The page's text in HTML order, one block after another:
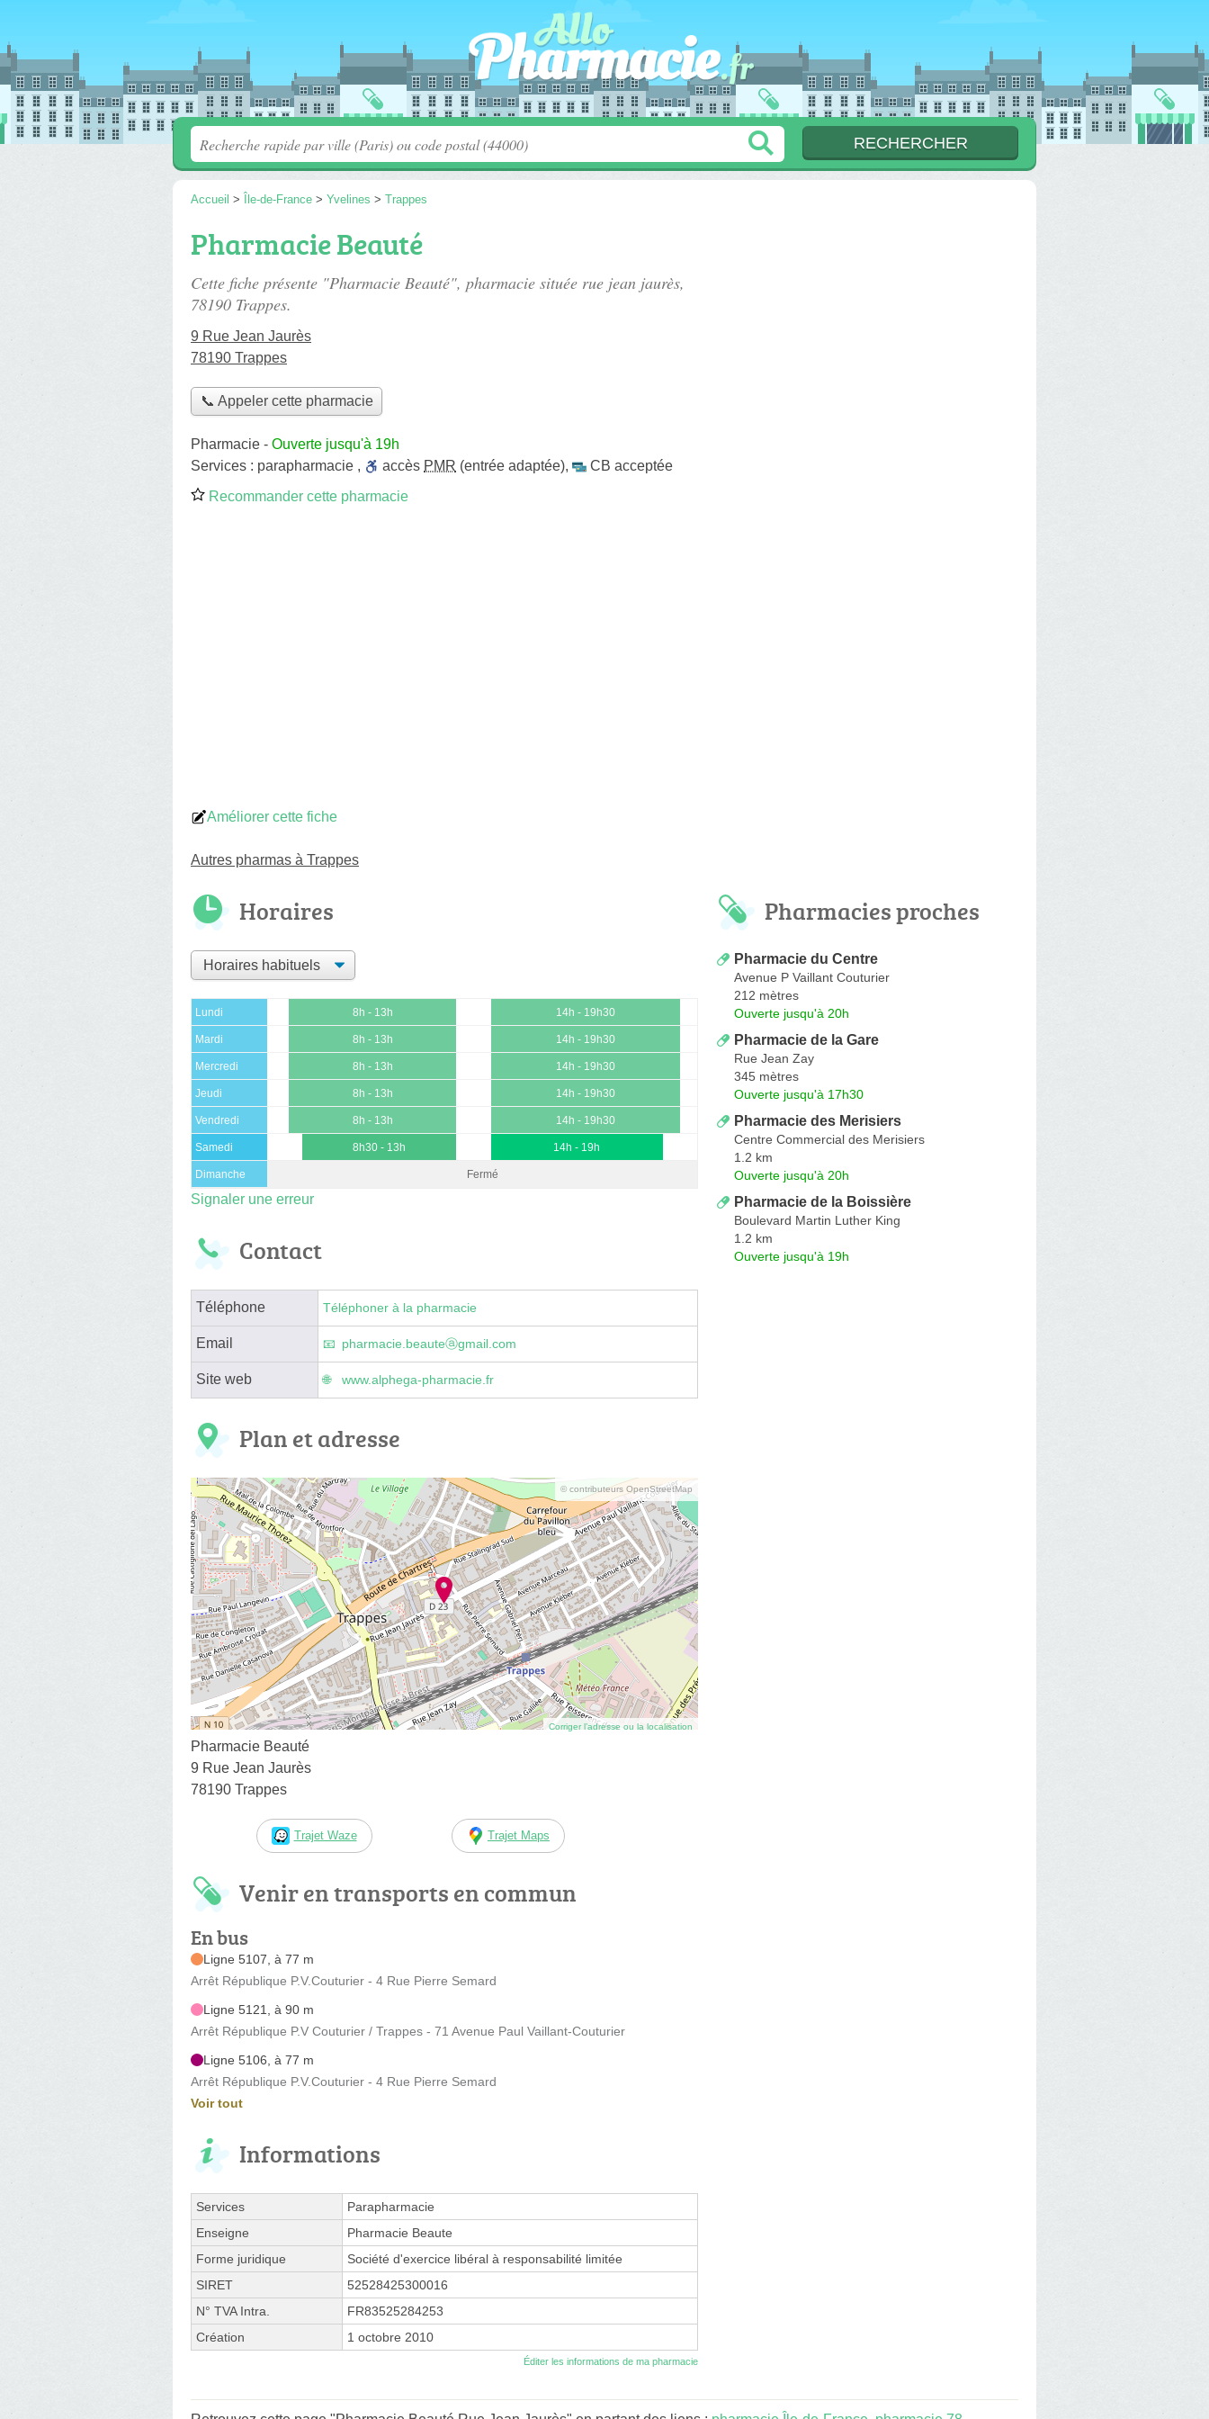
Accueil > Île-de-France > Yvelines > Trappes
Pharmacie Beauté
Cette fiche présente "Pharmacie Beauté", pharmacie située rue jean jaurès,
78190 Trappes.
9 Rue Jean Jaurès
78190 Trappes
📞 Appeler cette pharmacie
Pharmacie - Ouverte jusqu'à 19h
Services : parapharmacie , accès PMR (entrée adaptée),
CB acceptée
Recommander cette pharmacie
Améliorer cette fiche
Autres pharmas à Trappes
Horaires
Lundi 8h - 13h 14h - 19h30
Mardi 8h - 13h 14h - 19h30
Mercredi 8h - 13h 14h - 19h30
Jeudi 8h - 13h 14h - 19h30
Vendredi 8h - 13h 14h - 19h30
Samedi 8h30 - 13h 14h - 19h
Dimanche Fermé
Signaler une erreur
Contact
Téléphone Téléphoner à la pharmacie
Email pharmacie.beauteⓐgmail.com
Site web www.alphega-pharmacie.fr
Plan et adresse
© contributeurs OpenStreetMap
Corriger l’adresse ou la localisation
Pharmacie Beauté
9 Rue Jean Jaurès
78190 Trappes
Trajet Waze Trajet Maps
Venir en transports en commun
En bus
Ligne 5107, à 77 m
Arrêt République P.V.Couturier - 4 Rue Pierre Semard
Ligne 5121, à 90 m
Arrêt République P.V Couturier / Trappes - 71 Avenue Paul Vaillant-Couturier
Ligne 5106, à 77 m
Arrêt République P.V.Couturier - 4 Rue Pierre Semard
Voir tout
Informations
Services
Parapharmacie
Enseigne
Pharmacie Beaute
Forme juridique
Société d'exercice libéral à responsabilité limitée
SIRET
52528425300016
N° TVA Intra.
FR83525284253
Création
1 octobre 2010
Éditer les informations de ma pharmacie
Pharmacies proches
Pharmacie du Centre
Avenue P Vaillant Couturier
212 mètres
Ouverte jusqu'à 20h
Pharmacie de la Gare
Rue Jean Zay
345 mètres
Ouverte jusqu'à 17h30
Pharmacie des Merisiers
Centre Commercial des Merisiers
1.2 km
Ouverte jusqu'à 20h
Pharmacie de la Boissière
Boulevard Martin Luther King
1.2 km
Ouverte jusqu'à 19h